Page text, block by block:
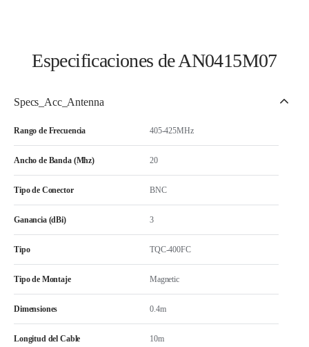
Especificaciones de AN0415M07
Specs_Acc_Antenna
Rango de Frecuencia 405-425MHz
Ancho de Banda (Mhz) 20
Tipo de Conector BNC
Ganancia (dBi) 3
Tipo TQC-400FC
Tipo de Montaje Magnetic
Dimensiones 0.4m
Longitud del Cable 10m